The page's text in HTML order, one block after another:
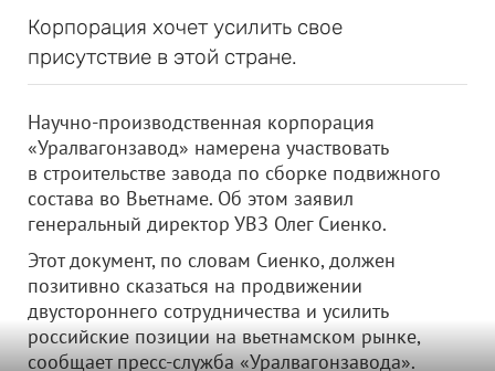
Корпорация хочет усилить свое
присутствие в этой стране.
Научно-производственная корпорация
«Уралвагонзавод» намерена участвовать
в строительстве завода по сборке подвижного
состава во Вьетнаме. Об этом заявил
генеральный директор УВЗ Олег Сиенко.
Этот документ, по словам Сиенко, должен
позитивно сказаться на продвижении
двустороннего сотрудничества и усилить
российские позиции на вьетнамском рынке,
сообщает пресс-служба «Уралвагонзавода».